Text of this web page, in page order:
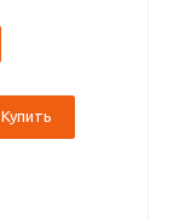
Купить